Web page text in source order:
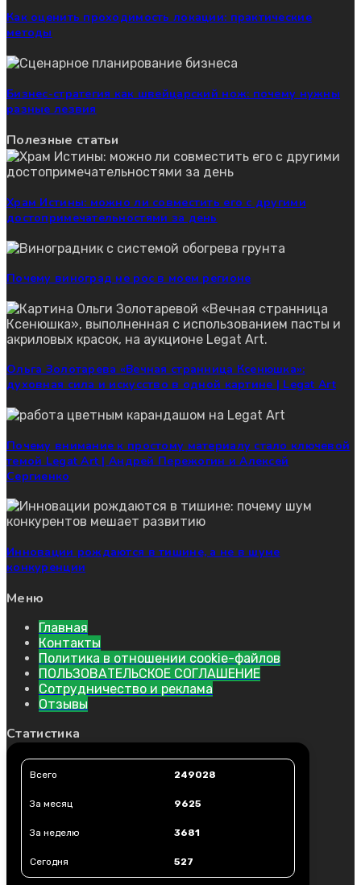
Как оценить проходимость локации: практические
методы
Бизнес-стратегия как швейцарский нож: почему нужны
разные лезвия
Полезные статьи
Храм Истины: можно ли совместить его с другими
достопримечательностями за день
Почему виноград не рос в моем регионе
Ольга Золотарева «Вечная странница Ксенюшка»:
духовная сила и искусство в одной картине | Legat Art
Почему внимание к простому материалу стало ключевой
темой Legat Art | Андрей Пережогин и Алексей
Сергиенко
Инновации рождаются в тишине, а не в шуме
конкуренции
Меню
Главная
Контакты
Политика в отношении cookie-файлов
ПОЛЬЗОВАТЕЛЬСКОЕ СОГЛАШЕНИЕ
Сотрудничество и реклама
Отзывы
Статистика
Всего 249028
За месяц 9625
За неделю 3681
Сегодня 527